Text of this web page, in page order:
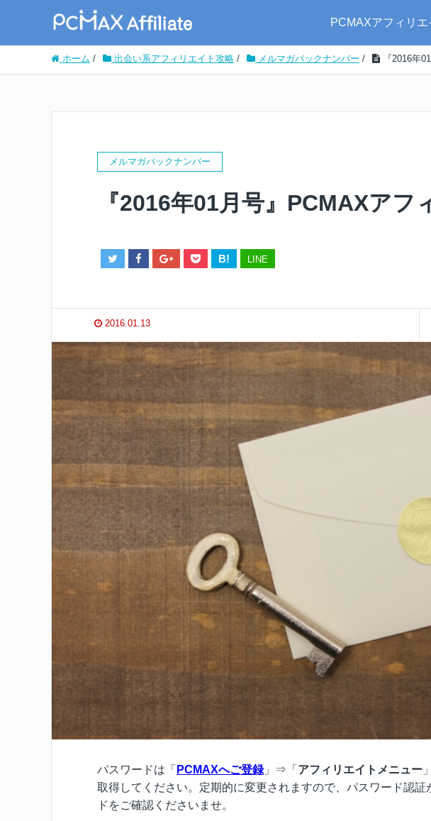
PCMAXアフィリエ
ホーム / 出会い系アフィリエイト攻略 / メルマガバックナンバー / 『2016年
メルマガバックナンバー
『2016年01月号』PCMAXアフ
B! LINE
2016.01.13
パスワードは「 PCMAXへご登録」⇒「 アフィリエイトメニュー
取得してください。定期的に変更されますので、パスワード認
ドをご確認くださいませ。